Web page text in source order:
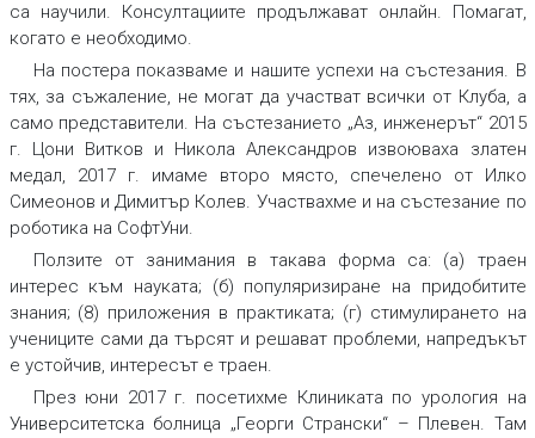
са научили. Консултациите продължават онлайн. Помагат,
когато е необходимо.
На постера показваме и нашите успехи на състезания. В
тях, за съжаление, не могат да участват всички от Клуба, а
само представители. На състезанието „Аз, инженерът“ 2015
г. Цони Витков и Никола Александров извоюваха златен
медал, 2017 г. имаме второ място, спечелено от Илко
Симеонов и Димитър Колев. Участвахме и на състезание по
роботика на СофтУни.
Ползите от занимания в такава форма са: (а) траен
интерес към науката; (б) популяризиране на придобитите
знания; (8) приложения в практиката; (г) стимулирането на
учениците сами да търсят и решават проблеми, напредъкът
е устойчив, интересът е траен.
През юни 2017 г. посетихме Клиниката по урология на
Университетска болница „Георги Странски“ – Плевен. Там